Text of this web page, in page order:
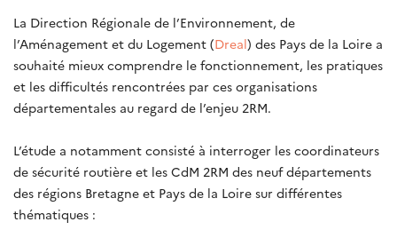
La Direction Régionale de l’Environnement, de
l’Aménagement et du Logement (Dreal) des Pays de la Loire a
souhaité mieux comprendre le fonctionnement, les pratiques
et les difficultés rencontrées par ces organisations
départementales au regard de l’enjeu 2RM.
L’étude a notamment consisté à interroger les coordinateurs
de sécurité routière et les CdM 2RM des neuf départements
des régions Bretagne et Pays de la Loire sur différentes
thématiques :